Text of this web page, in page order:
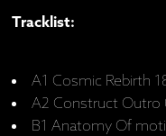
Tracklist:
A1 Cosmic Rebirth
A2 Construct Outro
B1 Anatomy Of